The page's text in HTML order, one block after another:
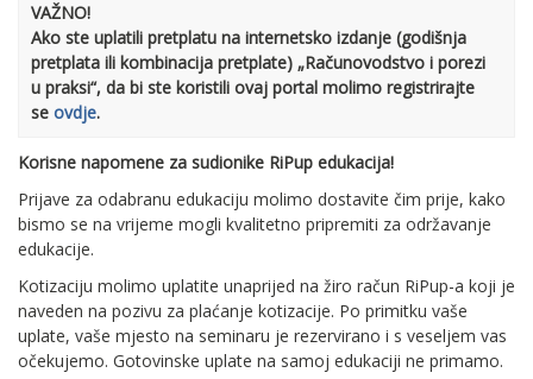
VAŽNO!
Ako ste uplatili pretplatu na internetsko izdanje (godišnja
pretplata ili kombinacija pretplate) „Računovodstvo i porezi
u praksi“, da bi ste koristili ovaj portal molimo registrirajte
se ovdje.
Korisne napomene za sudionike RiPup edukacija!
Prijave za odabranu edukaciju molimo dostavite čim prije, kako
bismo se na vrijeme mogli kvalitetno pripremiti za održavanje
edukacije.
Kotizaciju molimo uplatite unaprijed na žiro račun RiPup-a koji je
naveden na pozivu za plaćanje kotizacije. Po primitku vaše
uplate, vaše mjesto na seminaru je rezervirano i s veseljem vas
očekujemo. Gotovinske uplate na samoj edukaciji ne primamo.